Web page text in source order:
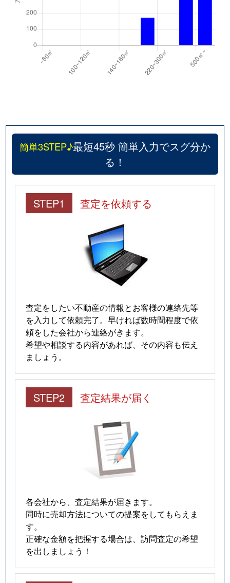
簡単3STEP♪最短45秒 簡単入力でスグ分か
る！
STEP1 査定を依頼する
査定をしたい不動産の情報とお客様の連絡先等
を入力して依頼完了。早ければ数時間程度で依
頼をした会社から連絡がきます。
希望や相談する内容があれば、その内容も伝え
ましょう。
STEP2 査定結果が届く
各会社から、査定結果が届きます。
同時に売却方法についての提案をしてもらえま
す。
正確な金額を把握する場合は、訪問査定の希望
を出しましょう！